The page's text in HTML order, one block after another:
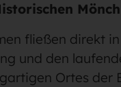
fließen direkt
und den
Ortes der